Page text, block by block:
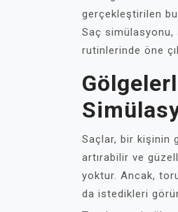
gerçekleştirilen
Saç simülasyonu,
rutinlerinde öne
Saçlar, bir kişinin
artırabilir ve
yoktur. Ancak,
da istedikleri